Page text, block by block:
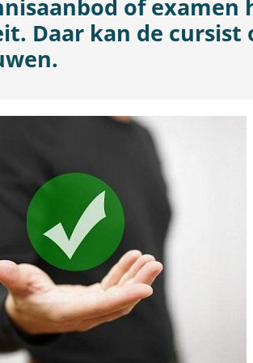
of examen
Daar kan de cursist